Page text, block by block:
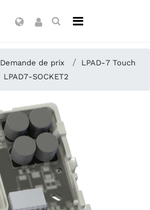
Demande de prix
LPAD-7 Touch
LPAD7-SOCKET2